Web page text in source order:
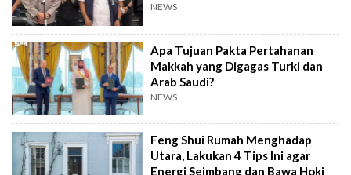
NEWS
Apa Tujuan Pakta Pertahanan
Makkah yang Digagas Turki dan
Arab Saudi?
NEWS
Feng Shui Rumah Menghadap
Utara, Lakukan 4 Tips Ini agar
Energi Seimbang dan Bawa Hoki